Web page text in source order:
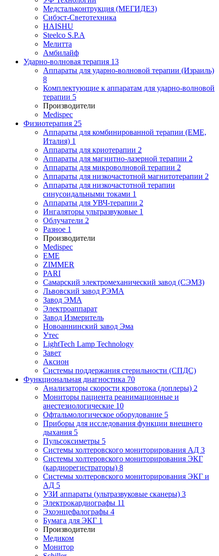
Медстальконтрукция (МЕГИДЕЗ)
Сибэст-Светотехника
HAISHU
Steelco S.P.A
Мелитта
Амбилайф
Ударно-волновая терапия 13
Аппараты для ударно-волновой терапии (Израиль)
8
Комплектующие к аппаратам для ударно-волновой
терапии 5
Производители
Medispec
Физиотерапия 25
Аппараты для комбинированной терапии (EME,
Италия) 1
Аппараты для криотерапии 2
Аппараты для магнитно-лазерной терапии 2
Аппараты для микроволновой терапии 2
Аппараты для низкочастотной магнитотерапии 2
Аппараты для низкочастотной терапии
синусоидальными токами 1
Аппараты для УВЧ-терапии 2
Ингаляторы ультразвуковые 1
Облучатели 2
Разное 1
Производители
Medispec
EME
ZIMMER
PARI
Самарский электромеханический завод (СЭМЗ)
Львовский завод РЭМА
Завод ЭМА
Электроаппарат
Завод Измеритель
Новоаннинский завод Эма
Утес
LightTech Lamp Technology
Завет
Аксион
Системы поддержания стерильности (СПДС)
Функциональная диагностика 70
Анализаторы скорости кровотока (доплеры) 2
Мониторы пациента реанимационные и
анестезиологические 10
Офтальмологическое оборудование 5
Приборы для исследования функции внешнего
дыхания 5
Пульсоксиметры 5
Системы холтеровского мониторирования АД 3
Системы холтеровского мониторирования ЭКГ
(кардиорегистраторы) 8
Системы холтеровского мониторирования ЭКГ и
АД 5
УЗИ аппараты (ультразвуковые сканеры) 3
Электрокардиографы 11
Эхоэнцефалографы 4
Бумага для ЭКГ 1
Производители
Медиком
Монитор